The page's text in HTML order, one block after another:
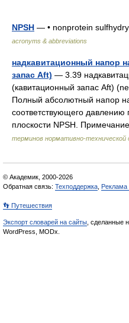
NPSH — • nonprotein
acronyms & abbreviations
надкавитационный напор
запас Aft) — 3.39
(кавитационный запас Aft)
Полный абсолютный напор
соответствующего давлению
плоскости NPSH.
терминов нормативно-технической
© Академик, 2000-2026
Обратная связь: Техподдержка Реклама
👣 Путешествия
Экспорт словарей на сайты , сделанные
WordPress, MODx.